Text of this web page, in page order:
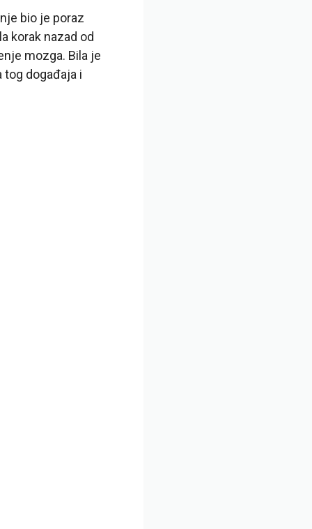
bio je poraz
korak nazad od
mozga. Bila je
tog događaja i